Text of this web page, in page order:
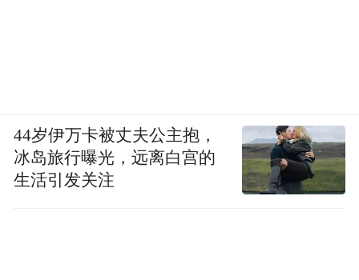
44岁伊万卡被丈夫公主抱，
冰岛旅行曝光，远离白宫的
生活引发关注